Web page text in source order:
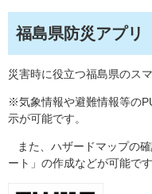
福島県防災アプリ
災害時に役立つ福島県のス
※気象情報や避難情報等の
示が可能です。
また、ハザードマップの
ート」の作成などが可能です​